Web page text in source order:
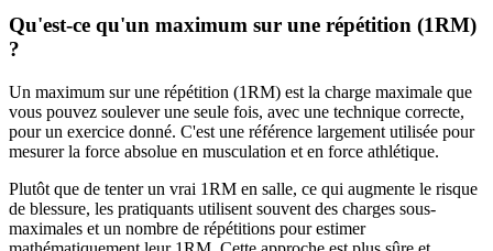
Qu'est-ce qu'un maximum sur une répétition (1RM)
?
Un maximum sur une répétition (1RM) est la charge maximale que
vous pouvez soulever une seule fois, avec une technique correcte,
pour un exercice donné. C'est une référence largement utilisée pour
mesurer la force absolue en musculation et en force athlétique.
Plutôt que de tenter un vrai 1RM en salle, ce qui augmente le risque
de blessure, les pratiquants utilisent souvent des charges sous-
maximales et un nombre de répétitions pour estimer